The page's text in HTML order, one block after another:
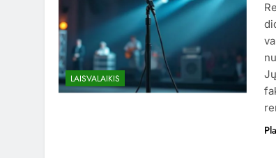
LAISVALAIKIS